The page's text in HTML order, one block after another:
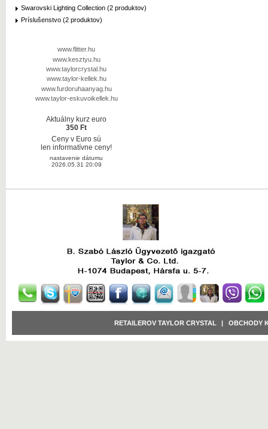
Swarovski Lighting Collection (2 produktov)
Príslušenstvo (2 produktov)
www.flitter.hu
www.kesztyu.hu
www.taylorcrystal.hu
www.taylor-kellek.hu
www.furdoruhaanyag.hu
www.taylor-eskuvoikellek.hu
Aktuálny kurz euro
350 Ft
Ceny v Euro sú
len informatívne ceny!
nastavenie dátumu
2026.05.31 20:09
RETAILEROV TAYLOR CRYSTAL OBCHODY